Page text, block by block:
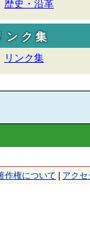
歴史・沿革
ンク集
リンク集
作権について | アクセ